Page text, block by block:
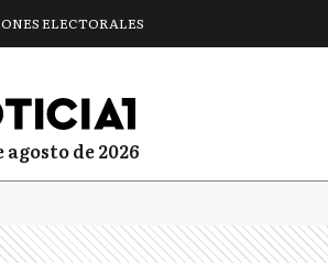
ELECTORALES
agosto de 2026